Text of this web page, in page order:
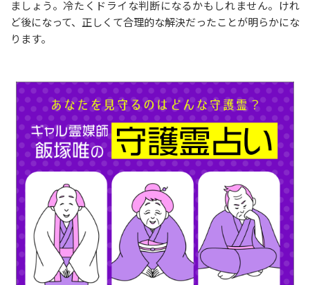
ましょう。冷たくドライな判断になるかもしれません。けれ
ど後になって、正しくて合理的な解決だったことが明らかにな
ります。